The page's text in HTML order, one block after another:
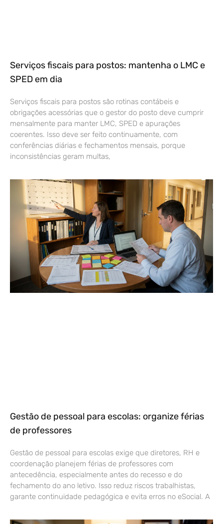
Serviços fiscais para postos: mantenha o LMC e
SPED em dia
Serviços fiscais para postos são rotinas contábeis e
obrigações acessórias que o gestor do posto deve cumprir
mensalmente para manter LMC, SPED e apurações
coerentes. Isso deve ser feito continuamente, com
conferências diárias e fechamentos mensais, porque
inconsistências geram multas,
Gestão de pessoal para escolas: organize férias
de professores
Gestão de pessoal para escolas exige que diretores, RH e
coordenação planejem férias de professores com
antecedência, especialmente antes do recesso e do
fechamento do ano letivo. Isso reduz riscos trabalhistas,
garante continuidade pedagógica e evita erros no eSocial. A